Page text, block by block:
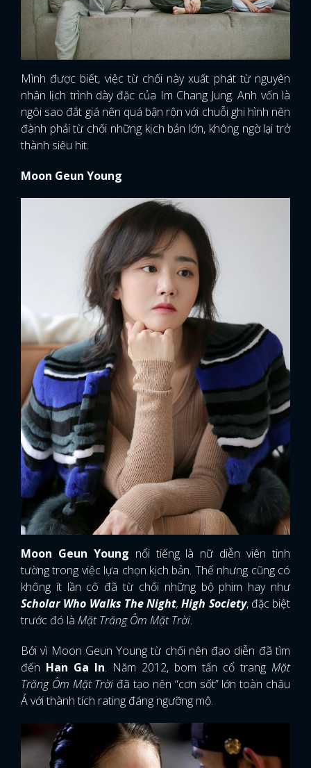
Mình được biết, việc từ chối này xuất phát từ nguyên
nhân lịch trình dày đặc của Im Chang Jung. Anh vốn là
ngôi sao đắt giá nên quá bận rộn với chuỗi ghi hình nên
đành phải từ chối những kịch bản lớn, không ngờ lại trở
thành siêu hit.
Moon Geun Young
Moon Geun Young nổi tiếng là nữ diễn viên tinh
tường trong việc lựa chọn kịch bản. Thế nhưng cũng có
không ít lần cô đã từ chối những bộ phim hay như
Scholar Who Walks The Night,High Society, đặc biệt
trước đó là Mặt Trăng Ôm Mặt Trời.
Bởi vì Moon Geun Young từ chối nên đạo diễn đã tìm
đến Han Ga In. Năm 2012, bom tấn cổ trang Mặt
Trăng Ôm Mặt Trời đã tạo nên “cơn sốt” lớn toàn châu
Á với thành tích rating đáng ngưỡng mộ.